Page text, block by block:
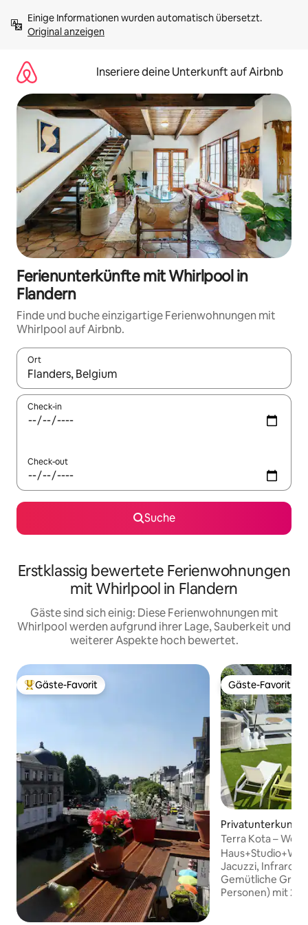
Inhalten
springenOriginal anzeigen
Inseriere deine Unterkunft auf Airbnb
Ferienunterkünfte mit Whirlpool in
Flandern
Finde und buche einzigartige Ferienwohnungen mit
Whirlpool auf Airbnb.
Ort
Wenn Ergebnisse verfügbar sind, navigiere mit den
Check-in
Check-out
Suche
Erstklassig bewertete Ferienwohnungen
mit Whirlpool in Flandern
Gäste sind sich einig: Diese Ferienwohnungen mit
Whirlpool werden aufgrund ihrer Lage, Sauberkeit und
weiterer Aspekte hoch bewertet.
Beliebter Gäste-Favorit.
Gäste-Favorit Gäste-Favorit
Gäste-Favorit
Privatunterkunft
eek
Terra Kota –
Jacuzzi, Infrarot-
Gemütliche
Personen) mit 2